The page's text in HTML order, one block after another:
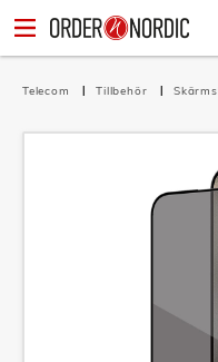
Telecom Tillbehör